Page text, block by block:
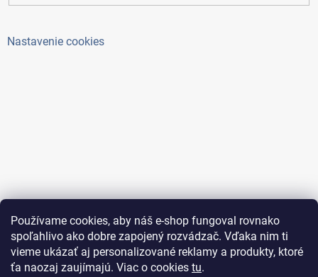
Používame cookies, aby náš e-shop fungoval rovnako
spoľahlivo ako dobre zapojený rozvádzač. Vďaka nim ti
vieme ukázať aj personalizované reklamy a produkty, ktoré
ťa naozaj zaujímajú. Viac o cookies tu.
Nastavenie cookies